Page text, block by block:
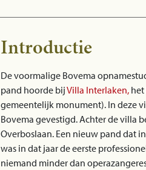
Introductie
De voormalige Bovema
pand hoorde bijVilla Interlaken, het
gemeentelijk monument). In deze
Bovema gevestigd. Achter de villa
Overboslaan. Een nieuw pand dat
was in dat jaar de eerste
niemand minder dan